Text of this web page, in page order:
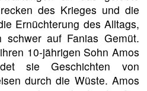
des Krieges und die
Ernüchterung des Alltags,
auf Fanias Gemüt.
10-jährigen Sohn Amos
sie Geschichten von
durch die Wüste. Amos